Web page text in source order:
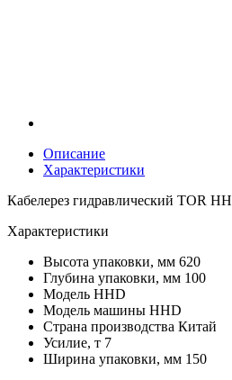
Описание
Характеристики
Кабелерез гидравлический TOR
Характеристики
Высота упаковки, мм 620
Глубина упаковки, мм 100
Модель HHD
Модель машины HHD
Страна производства Китай
Усилие, т 7
Ширина упаковки, мм 150